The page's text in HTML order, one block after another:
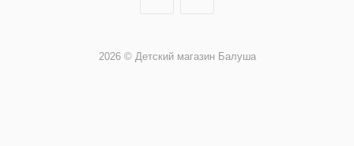
2026 © Детский магазин Балуша